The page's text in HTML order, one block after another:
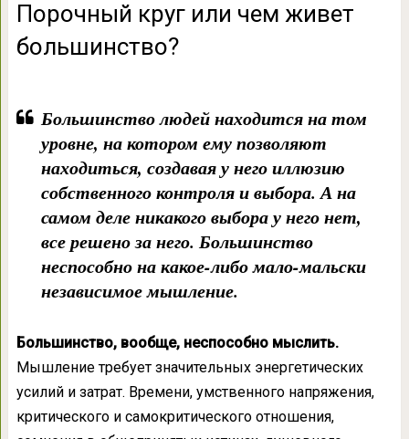
Порочный круг или чем живет
большинство?
Большинство людей находится на том
уровне, на котором ему позволяют
находиться, создавая у него иллюзию
собственного контроля и выбора. А на
самом деле никакого выбора у него нет,
все решено за него. Большинство
неспособно на какое-либо мало-мальски
независимое мышление.
Большинство, вообще, неспособно мыслить.
Мышление требует значительных энергетических
усилий и затрат. Времени, умственного напряжения,
критического и самокритического отношения,